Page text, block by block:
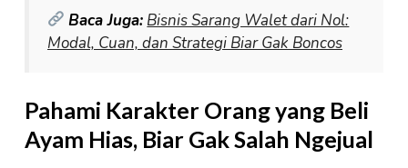
Baca Juga: Bisnis Sarang Walet dari Nol:
Modal, Cuan, dan Strategi Biar Gak Boncos
Pahami Karakter Orang yang Beli
Ayam Hias, Biar Gak Salah Ngejual